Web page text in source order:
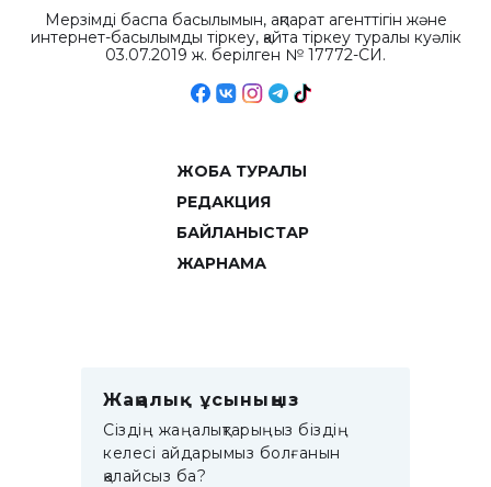
Мерзімді баспа басылымын, ақпарат агенттігін және
интернет-басылымды тіркеу, қайта тіркеу туралы куәлік
03.07.2019 ж. берілген № 17772-СИ.
ЖОБА ТУРАЛЫ
РЕДАКЦИЯ
БАЙЛАНЫСТАР
ЖАРНАМА
Жаңалық ұсыныңыз
Сіздің жаңалықтарыңыз біздің
келесі айдарымыз болғанын
қалайсыз ба?